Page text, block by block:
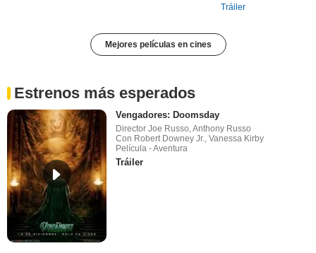
Tráiler
Mejores películas en cines
Estrenos más esperados
Vengadores: Doomsday
Director Joe Russo, Anthony Russo
Con Robert Downey Jr., Vanessa Kirby
Película - Aventura
Tráiler